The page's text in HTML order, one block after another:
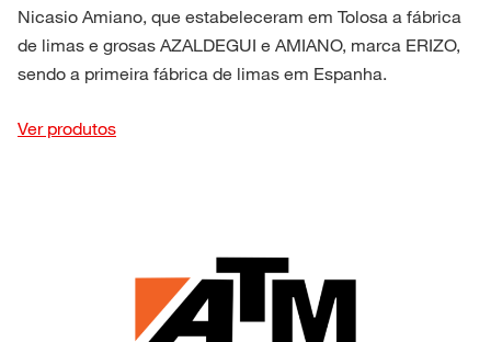
Nicasio Amiano, que estabeleceram em Tolosa a fábrica
de limas e grosas AZALDEGUI e AMIANO, marca ERIZO,
sendo a primeira fábrica de limas em Espanha.
Ver produtos